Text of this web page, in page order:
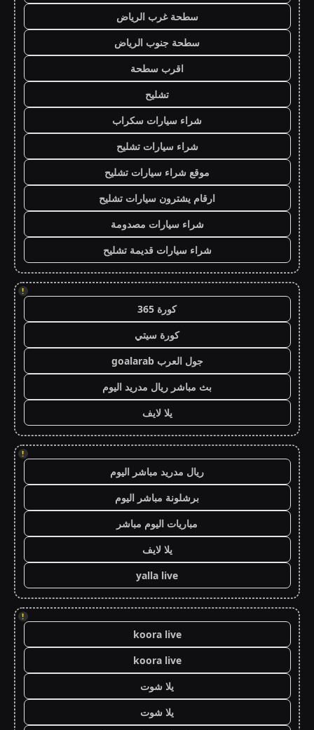
سطحة غرب الرياض
سطحة جنوب الرياض
اقرب سطحة
تشليح
شراء سيارات سكراب
شراء سيارات تشليح
موقع شراء سيارات تشليح
ارقام يشترون سيارات تشليح
شراء سيارات مصدومة
شراء سيارات قديمة تشليح
!
كورة 365
كورة سيتي
جول العرب goalarab
بث مباشر ريال مدريد اليوم
يلا لايف
!
ريال مدريد مباشر اليوم
برشلونة مباشر اليوم
مباريات اليوم مباشر
يلا لايف
yalla live
!
koora live
koora live
يلا شوت
يلا شوت